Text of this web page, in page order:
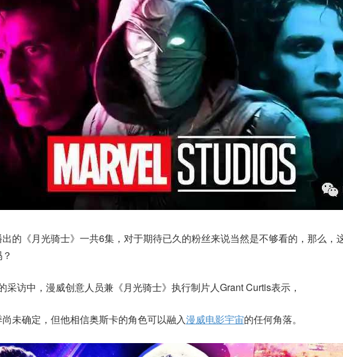
的《月光骑士》一共6集，对于期待已久的粉丝来说当然是不够看的，那么，
采访中，漫威创意人员兼《月光骑士》执行制片人Grant Curtis表示，
未确定，但他相信奥斯卡的角色可以融入漫威电影宇宙的任何角落。